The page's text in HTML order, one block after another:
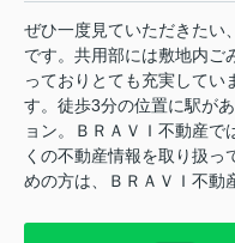
ぜひ一度見ていただきたい
です。共用部には敷地内ご
っておりとても充実してい
す。徒歩3分の位置に駅が
ョン。ＢＲＡＶＩ不動産で
くの不動産情報を取り扱
めの方は、ＢＲＡＶＩ不動